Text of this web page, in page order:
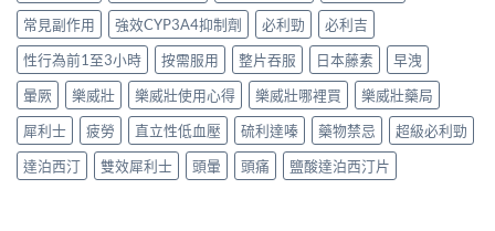
常見副作用
強效CYP3A4抑制劑 必利勁
必利吉
性行為前1至3小時
按需服用 整片吞服 日本藤素
早洩
暈厥
樂威壯 樂威壯使用心得 樂威壯哪裡買
樂威壯藥局
犀利士
疲勞 直立性低血壓 硫利達嗪 藥物禁忌
超級必利勁
達泊西汀
雙效犀利士 頭暈 頭痛 鹽酸達泊西汀片